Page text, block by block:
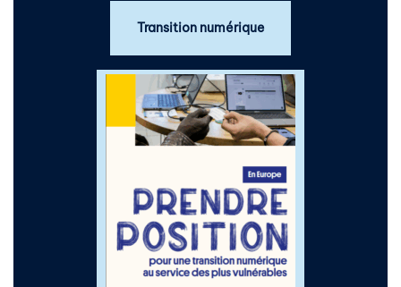
Transition numérique